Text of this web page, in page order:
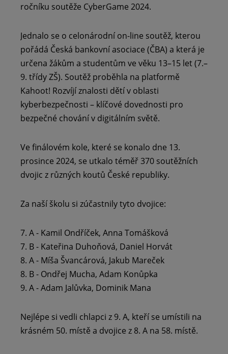
ročníku soutěže CyberGame 2024.
Jednalo se o celonárodní on-line soutěž, kterou
pořádá Česká bankovní asociace (ČBA) a která je
určena žákům a studentům ve věku 13–15 let (7.–
9. třídy ZŠ). Soutěž proběhla na platformě
Kahoot! Rozvíjí znalosti dětí v oblasti
kyberbezpečnosti – klíčové dovednosti pro
bezpečné chování v digitálním světě.
Ve finálovém kole, které se konalo dne 13.
prosince 2024, se utkalo téměř 370 soutěžních
dvojic z různých koutů České republiky.
Za naší školu si zúčastnily tyto dvojice:
7. A - Kamil Ondříček, Anna Tomášková
7. B - Kateřina Duhoňová, Daniel Horvát
8. A - Míša Švancárová, Jakub Mareček
8. B - Ondřej Mucha, Adam Konůpka
9. A - Adam Jalůvka, Dominik Mana
Nejlépe si vedli chlapci z 9. A, kteří se umístili na
krásném 50. místě a dvojice z 8. A na 58. místě.